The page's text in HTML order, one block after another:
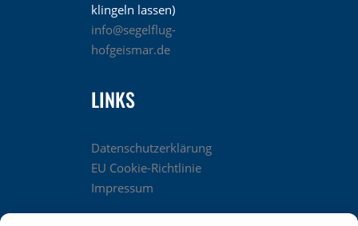
klingeln lassen)
info@segelflug-
hofgeismar.de
LINKS
Datenschutzerklärung
EU Cookie-Richtlinie
Impressum